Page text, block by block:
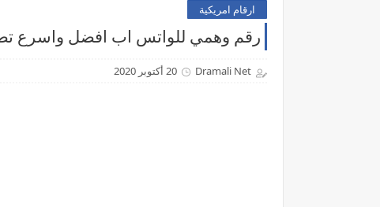
ارقام امريكية
رقم وهمي للواتس اب افضل واسرع
Dramali Net 20 أكتوبر 2020